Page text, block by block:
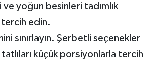
ve yoğun besinleri tadımlık
edin.
sınırlayın. Şerbetli seçenekler
küçük porsiyonlarla tercih